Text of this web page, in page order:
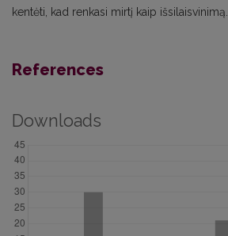
kentėti, kad renkasi mirtį kaip išsilaisvinimą.
References
Downloads